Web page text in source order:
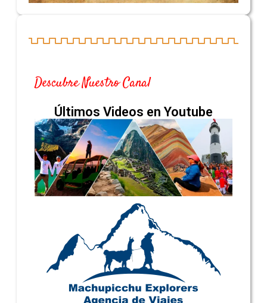
Descubre Nuestro Canal
Últimos Videos en Youtube